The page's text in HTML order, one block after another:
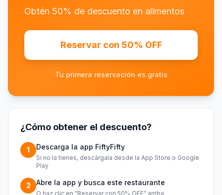
Obtén 50% de descuento en alimentos
Reservar con 50% OFF
Tu primera reservación es gratis
¿Cómo obtener el descuento?
1 Descarga la app FiftyFifty
Si no la tienes, descárgala desde la App Store o Google
Play
2 Abre la app y busca este restaurante
O haz clic en "Reservar con 50% OFF" arriba